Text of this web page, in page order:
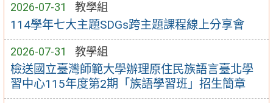
2026-07-31 教學組
114學年七大主題SDGs跨主題課程線上分享會
2026-07-31 教學組
檢送國立臺灣師範大學辦理原住民族語言臺北學
習中心115年度第2期「族語學習班」招生簡章